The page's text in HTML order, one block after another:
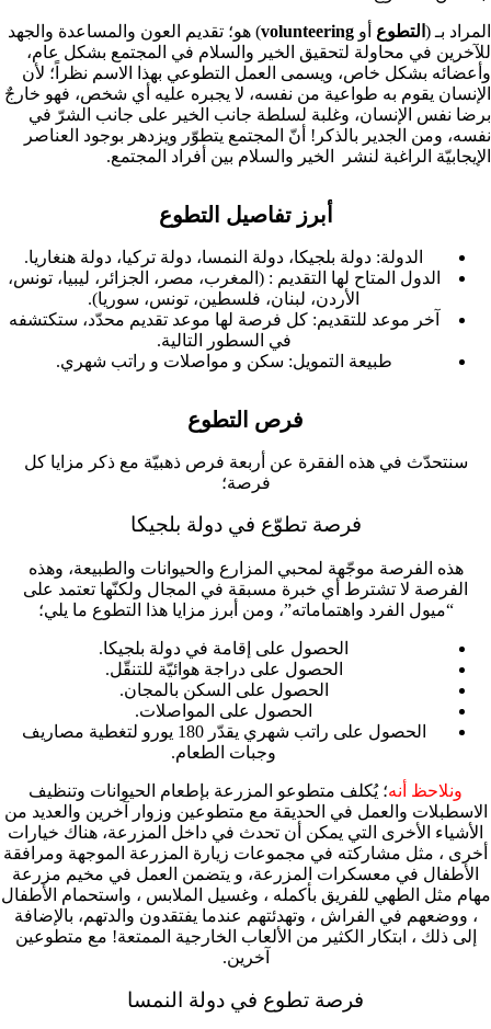
المراد بـ ( التطوع أو volunteering) هو؛ تقديم العون والمساعدة والجهد
للآخرين في محاولة لتحقيق الخير والسلام في المجتمع بشكل عام،
وأعضائه بشكل خاص، ويسمى العمل التطوعي بهذا الاسم نظراً؛ لأن
الإنسان يقوم به طواعية من نفسه، لا يجبره عليه أي شخص، فهو خارجٌ
برضا نفس الإنسان، وغلبة لسلطة جانب الخير على جانب الشرّ في
نفسه، ومن الجدير بالذكر! أنّ المجتمع يتطوّر ويزدهر بوجود العناصر
الإيجابيّة الراغبة لنشر الخير والسلام بين أفراد المجتمع.
أبرز تفاصيل التطوع
الدولة: دولة بلجيكا، دولة النمسا، دولة تركيا، دولة هنغاريا.
الدول المتاح لها التقديم : (المغرب، مصر، الجزائر، ليبيا، تونس،
الأردن، لبنان، فلسطين، تونس، سوريا).
آخر موعد للتقديم: كل فرصة لها موعد تقديم محدّد، ستكتشفه
في السطور التالية.
طبيعة التمويل: سكن و مواصلات و راتب شهري.
فرص التطوع
سنتحدّث في هذه الفقرة عن أربعة فرص ذهبيّة مع ذكر مزايا كل
فرصة؛
فرصة تطوّع في دولة بلجيكا
هذه الفرصة موجّهة لمحبي المزارع والحيوانات والطبيعة، وهذه
الفرصة لا تشترط أي خبرة مسبقة في المجال ولكنّها تعتمد على
“ميول الفرد واهتماماته”، ومن أبرز مزايا هذا التطوع ما يلي؛
الحصول على إقامة في دولة بلجيكا.
الحصول على دراجة هوائيّة للتنقّل.
الحصول على السكن بالمجان.
الحصول على المواصلات.
الحصول على راتب شهري يقدّر 180 يورو لتغطية مصاريف
وجبات الطعام.
ونلاحظ أنه؛ يُكلف متطوعو المزرعة بإطعام الحيوانات وتنظيف
الاسطبلات والعمل في الحديقة مع متطوعين وزوار آخرين والعديد من
الأشياء الأخرى التي يمكن أن تحدث في داخل المزرعة، هناك خيارات
أخرى ، مثل مشاركته في مجموعات زيارة المزرعة الموجهة ومرافقة
الأطفال في معسكرات المزرعة، و يتضمن العمل في مخيم مزرعة
مهام مثل الطهي للفريق بأكمله ، وغسيل الملابس ، واستحمام الأطفال
، ووضعهم في الفراش ، وتهدئتهم عندما يفتقدون والدتهم، بالإضافة
إلى ذلك ، ابتكار الكثير من الألعاب الخارجية الممتعة! مع متطوعين
آخرين.
فرصة تطوع في دولة النمسا